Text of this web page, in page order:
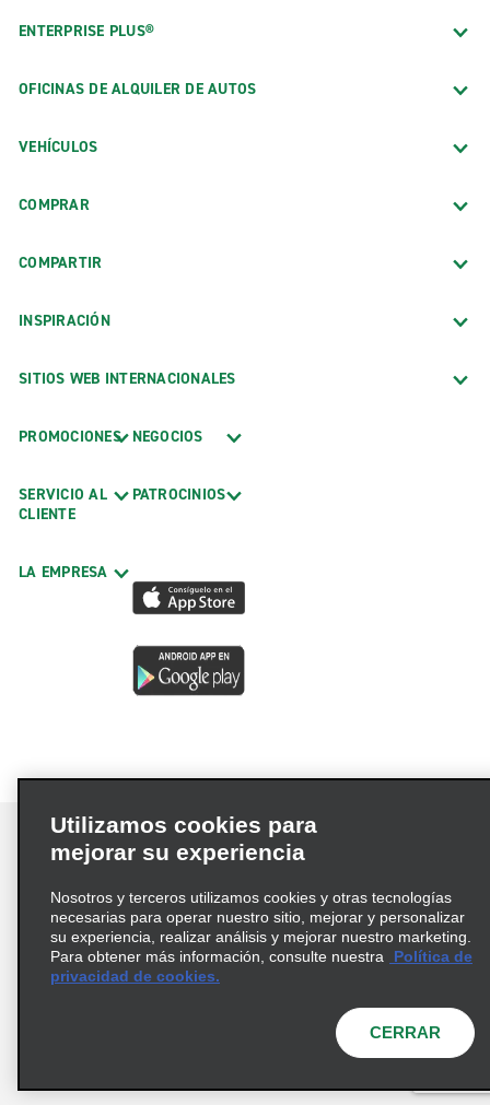
ENTERPRISE PLUS®
OFICINAS DE ALQUILER DE AUTOS
VEHÍCULOS
COMPRAR
COMPARTIR
INSPIRACIÓN
SITIOS WEB INTERNACIONALES
PROMOCIONES
SERVICIO AL
CLIENTE
LA EMPRESA
NEGOCIOS
PATROCINIOS
Términos de uso
Política de privacidad
Política de cookies
Información de Salud del Consumidor
© 2026 Enterprise Holdings, Inc. Todos los derechos
Utilizamos cookies para
mejorar su experiencia
Nosotros y terceros utilizamos cookies y otras tecnologías
necesarias para operar nuestro sitio, mejorar y personalizar
su experiencia, realizar análisis y mejorar nuestro marketing.
Para obtener más información, consulte nuestra
Política de
privacidad de cookies.
CERRAR